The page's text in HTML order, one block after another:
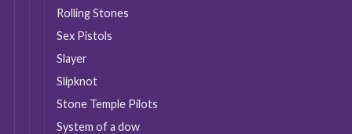
Rolling Stones
Sex Pistols
Slayer
Slipknot
Stone Temple Pilots
System of a dow